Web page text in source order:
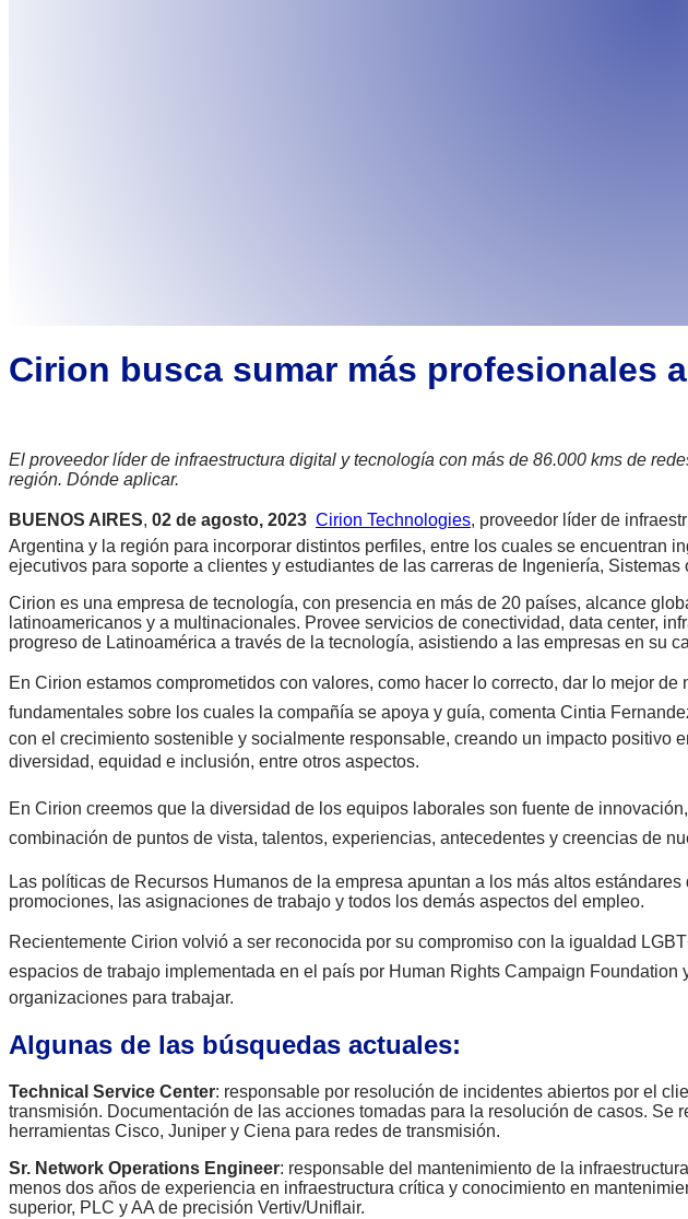
Cirion busca sumar más profesionales
El proveedor líder de infraestructura digital y tecnología con más de 86.000 kms de
región. Dónde aplicar.
BUENOS AIRES, 02 de agosto, 2023 Cirion Technologies, proveedor líder de
Argentina y la región para incorporar distintos perfiles, entre los cuales se encuentran
ejecutivos para soporte a clientes y estudiantes de las carreras de Ingeniería, Sistemas
Cirion es una empresa de tecnología, con presencia en más de 20 países, alcance
latinoamericanos y a multinacionales. Provee servicios de conectividad, data center,
progreso de Latinoamérica a través de la tecnología, asistiendo a las empresas en su
En Cirion estamos comprometidos con valores, como hacer lo correcto, dar lo mejor
fundamentales sobre los cuales la compañía se apoya y guía, comenta Cintia
con el crecimiento sostenible y socialmente responsable, creando un impacto
diversidad, equidad e inclusión, entre otros aspectos.
En Cirion creemos que la diversidad de los equipos laborales son fuente de
combinación de puntos de vista, talentos, experiencias, antecedentes y creencias de
Las políticas de Recursos Humanos de la empresa apuntan a los más altos
promociones, las asignaciones de trabajo y todos los demás aspectos del empleo.
Recientemente Cirion volvió a ser reconocida por su compromiso con la igualdad
espacios de trabajo implementada en el país por Human Rights Campaign
organizaciones para trabajar.
Algunas de las búsquedas actuales:
Technical Service Center: responsable por resolución de incidentes abiertos por el
transmisión. Documentación de las acciones tomadas para la resolución de casos.
herramientas Cisco, Juniper y Ciena para redes de transmisión.
Sr. Network Operations Engineer: responsable del mantenimiento de la
menos dos años de experiencia en infraestructura crítica y conocimiento en
superior, PLC y AA de precisión Vertiv/Uniflair.